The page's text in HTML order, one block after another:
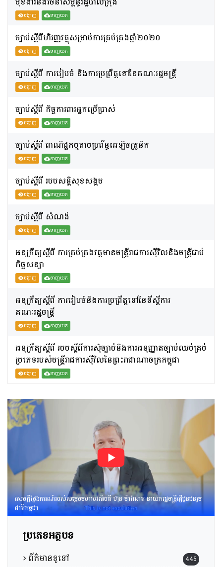
បង្ហាញ ទាញយក
ច្បាប់ស្តីពីហិរញ្ញវត្ថុសម្រាប់ការគ្រប់គ្រងឆ្នាំ២០២០
បង្ហាញ ទាញយក
ច្បាប់ស្តីពី ការរៀបចំ និងការប្រព្រឹត្តទៅនៃគណៈរដ្ឋមន្រ្តី
បង្ហាញ ទាញយក
ច្បាប់ស្តីពី កិច្ចការពារអ្នកប្រើប្រាស់
បង្ហាញ ទាញយក
ច្បាប់ស្តីពី ពាណិជ្ជកម្មតាមប្រព័ន្ធអេឡិចត្រូនិក
បង្ហាញ ទាញយក
ច្បាប់ស្តីពី របបសន្តិសុខសង្គម
បង្ហាញ ទាញយក
ច្បាប់ស្តីពី សំណង់
បង្ហាញ ទាញយក
អនុក្រឹត្យស្តីពី ការគ្រប់គ្រងវត្តមានមន្រ្តីរាជការស៊ីវិលនិងមន្រ្តីជាប់
កិច្ចសន្យា
បង្ហាញ ទាញយក
អនុក្រឹត្យស្តីពី ការរៀបចំនិងការប្រព្រឹត្តទៅនៃទីស្តីការ
គណៈរដ្ឋមន្រ្តី
បង្ហាញ ទាញយក
អនុក្រឹត្យស្តីពី របបស្តីពីការសុំច្បាប់និងការអនុញ្ញាតច្បាប់ឈប់គ្រប់
ប្រភេទរបស់មន្រ្តីរាជការស៊ីវិលនៃព្រះរាជាណាចក្រកម្ពុជា
បង្ហាញ ទាញយក
សេចក្តីថ្លែងការណ៍របស់សម្តេចមហាបវរធិបតី ហ៊ុន ម៉ាណែត នាយករដ្ឋមន្រ្តីផ្ញើជូនជនរួម
ជាតិកម្ពុជា
ប្រភេទអត្ថបទ
ព័ត៌មានទូទៅ 445